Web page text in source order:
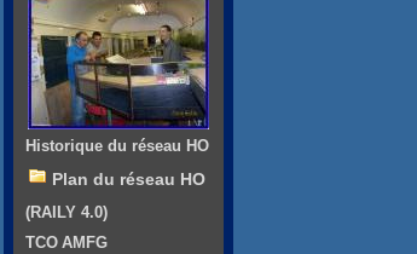
Historique du réseau HO
Plan du réseau HO
(RAILY 4.0)
TCO AMFG